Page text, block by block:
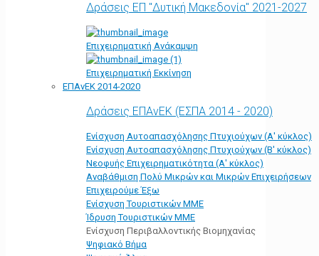
Δράσεις ΕΠ "Δυτική Μακεδονία" 2021-2027
Επιχειρηματική Ανάκαμψη
Επιχειρηματική Εκκίνηση
ΕΠΑνΕΚ 2014-2020
Δράσεις ΕΠΑνΕΚ (ΕΣΠΑ 2014 - 2020)
Ενίσχυση Αυτοαπασχόλησης Πτυχιούχων (Α' κύκλος)
Ενίσχυση Αυτοαπασχόλησης Πτυχιούχων (Β' κύκλος)
Νεοφυής Επιχειρηματικότητα (Α' κύκλος)
Αναβάθμιση Πολύ Μικρών και Μικρών Επιχειρήσεων
Επιχειρούμε Έξω
Ενίσχυση Τουριστικών ΜΜΕ
Ίδρυση Τουριστικών ΜΜΕ
Ενίσχυση Περιβαλλοντικής Βιομηχανίας
Ψηφιακό Βήμα